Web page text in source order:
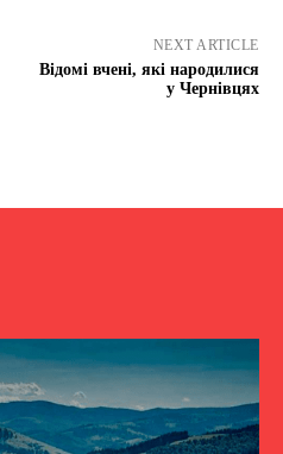
NEXT ARTICLE
Відомі вчені, які народилися
у Чернівцях